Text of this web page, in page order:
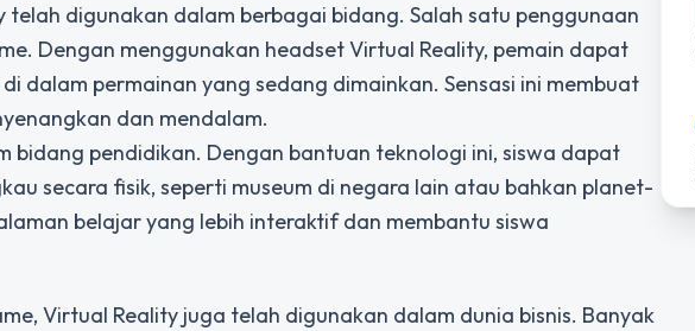
digunakan dalam berbagai bidang. Salah satu penggunaan
Dengan menggunakan headset Virtual Reality, pemain dapat
dalam permainan yang sedang dimainkan. Sensasi ini membuat
dan mendalam.
bidang pendidikan. Dengan bantuan teknologi ini, siswa dapat
secara fisik, seperti museum di negara lain atau bahkan planet-
belajar yang lebih interaktif dan membantu siswa
Virtual Reality juga telah digunakan dalam dunia bisnis. Banyak